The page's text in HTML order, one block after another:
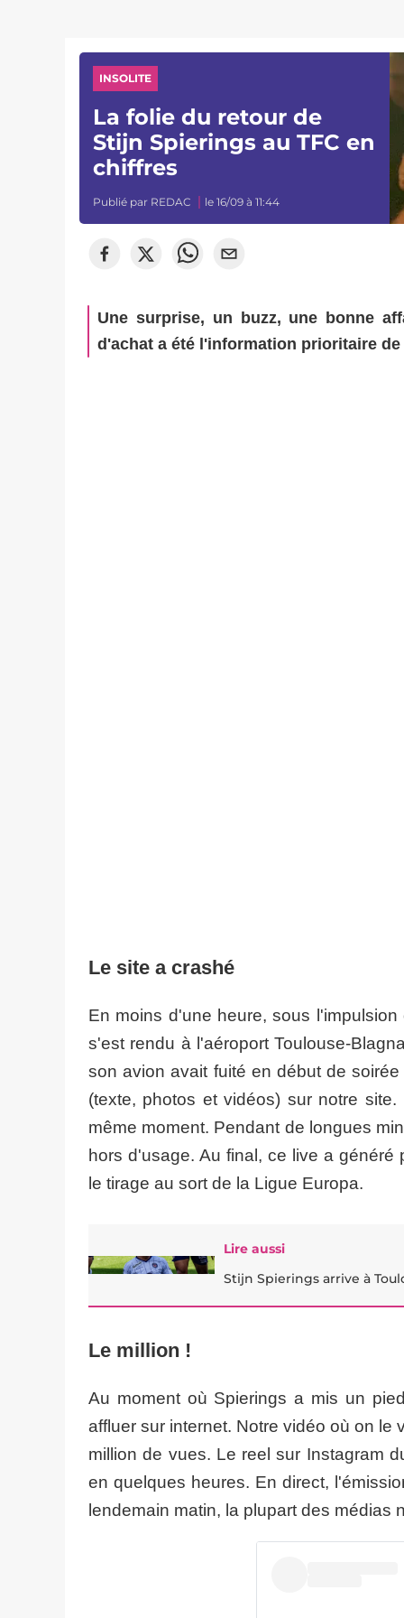
INSOLITE
La folie du retour de
Stijn Spierings au TFC en
chiffres
Publié par REDAC le 16/09 à 11:44
Une surprise, un buzz, une bonne
d'achat a été l'information prioritaire de
Le site a crashé
En moins d'une heure, sous
s'est rendu à l'aéroport Toulouse-
son avion avait fuité en début de
(texte, photos et vidéos) sur notre
même moment. Pendant de longues
hors d'usage. Au final, ce live a
le tirage au sort de la Ligue Europa.
Lire aussi
Stijn Spierings arrive à
Le million !
Au moment où Spierings a mis un
affluer sur internet. Notre vidéo où on le
million de vues. Le reel sur Instagram
en quelques heures. En direct,
lendemain matin, la plupart des médias